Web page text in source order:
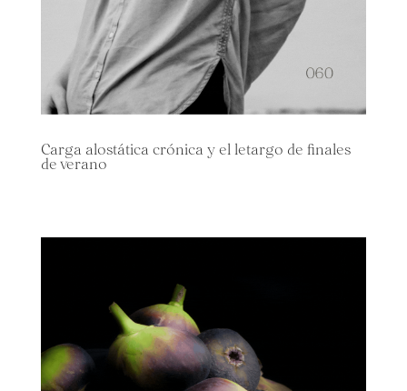
Carga alostática crónica y el letargo de finales
de verano